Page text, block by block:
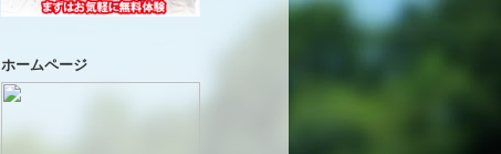
ホームページ